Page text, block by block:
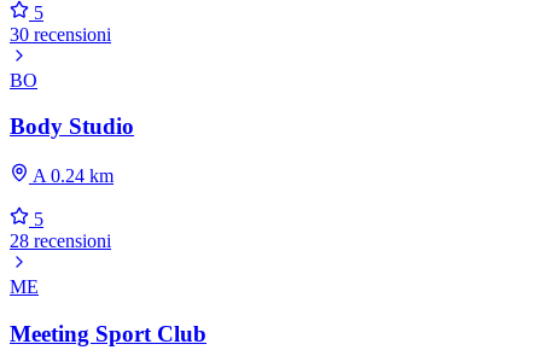
5
30 recensioni
BO
Body Studio
A 0.24 km
5
28 recensioni
ME
Meeting Sport Club